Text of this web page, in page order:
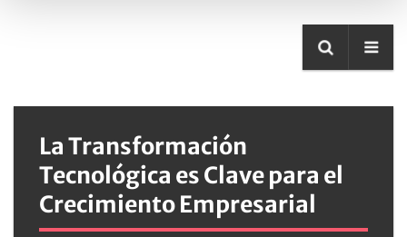
La Transformación
Tecnológica es Clave para el
Crecimiento Empresarial